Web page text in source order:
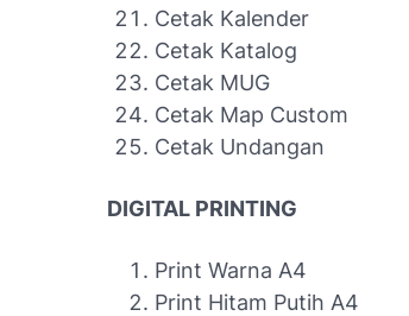
Cetak Kalender
Cetak Katalog
Cetak MUG
Cetak Map Custom
Cetak Undangan
DIGITAL PRINTING
Print Warna A4
Print Hitam Putih A4